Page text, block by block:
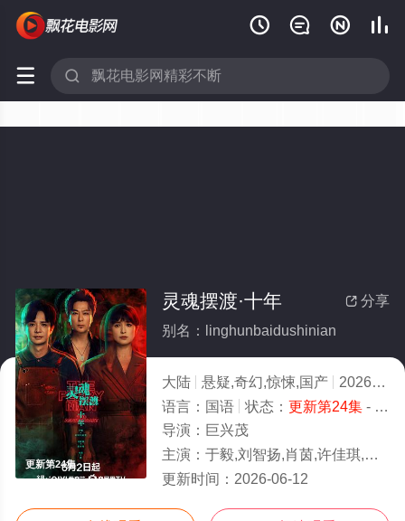
   
 
更新第24集
 分享
灵魂摆渡·十年
别名：linghunbaidushinian
大陆 悬疑,奇幻,惊悚,国产 2026
8.0
语言： 国语 状态： 更新第24集- 免费在线观看
导演： 巨兴茂
主演： 于毅,刘智扬,肖茵,许佳琪,姜馥颐,顾振翔,马凡丁,边程,简宇熙,美懿,朱超艺,李羽桐,田广宇,杨子睿,郭信如,涂冰,闫可欣,明子煜,邹敦
更新时间： 2026-06-12